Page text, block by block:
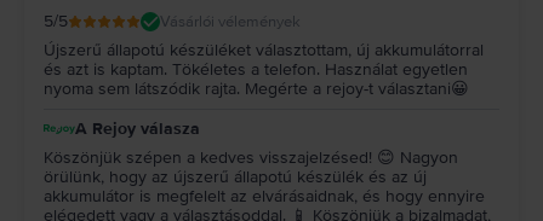
5/5 Vásárlói vélemények
Újszerű állapotú készüléket választottam, új akkumulátorral
és azt is kaptam. Tökéletes a telefon. Használat egyetlen
nyoma sem látszódik rajta. Megérte a rejoy-t választani😀
A Rejoy válasza
Köszönjük szépen a kedves visszajelzésed! 😊 Nagyon
örülünk, hogy az újszerű állapotú készülék és az új
akkumulátor is megfelelt az elvárásaidnak, és hogy ennyire
elégedett vagy a választásoddal. 📱 Köszönjük a bizalmadat,